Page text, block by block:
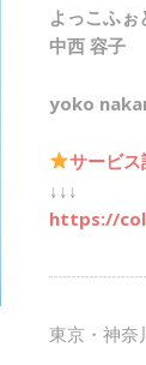
よっこふぉ
中西 容子
yoko
サービ
↓↓↓
https://
東京・神奈